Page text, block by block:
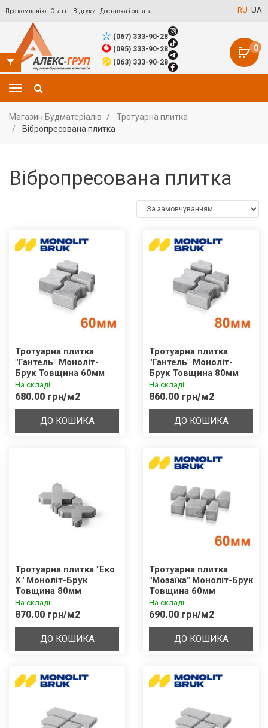
Про компанію Статті Відгуки Доставка і оплата RU UA
0
(067) 333-90-28
(095) 333-90-28
(063) 333-90-28
Магазин Будматеріалів
Тротуарна плитка
Вібропресована плитка
Вібропресована плитка
Тротуарна плитка
"Гантель" Моноліт-
Брук Товщина 60мм
На складі
680.00 грн/м2
ДО КОШИКА
Тротуарна плитка
"Гантель" Моноліт-
Брук Товщина 80мм
На складі
860.00 грн/м2
ДО КОШИКА
Тротуарна плитка "Еко
Х" Моноліт-Брук
Товщина 80мм
На складі
870.00 грн/м2
ДО КОШИКА
Тротуарна плитка
"Мозаїка" Моноліт-Брук
Товщина 60мм
На складі
690.00 грн/м2
ДО КОШИКА